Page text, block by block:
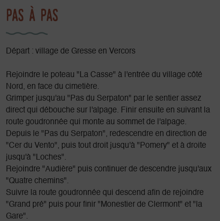
Pas à pas
Départ : village de Gresse en Vercors
Rejoindre le poteau "La Casse" à l'entrée du village côté
Nord, en face du cimetière.
Grimper jusqu'au "Pas du Serpaton" par le sentier assez
direct qui débouche sur l'alpage. Finir ensuite en suivant la
route goudronnée qui monte au sommet de l'alpage.
Depuis le "Pas du Serpaton", redescendre en direction de
"Cer du Vento", puis tout droit jusqu'à "Pomery" et à droite
jusqu'à "Loches".
Rejoindre "Audière" puis continuer de descendre jusqu'aux
"Quatre chemins".
Suivre la route goudronnée qui descend afin de rejoindre
"Grand pré" puis pour finir "Monestier de Clermont" et "la
Gare".